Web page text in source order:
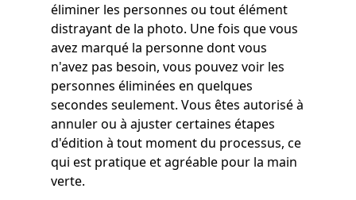
éliminer les personnes ou tout élément
distrayant de la photo. Une fois que vous
avez marqué la personne dont vous
n'avez pas besoin, vous pouvez voir les
personnes éliminées en quelques
secondes seulement. Vous êtes autorisé à
annuler ou à ajuster certaines étapes
d'édition à tout moment du processus, ce
qui est pratique et agréable pour la main
verte.